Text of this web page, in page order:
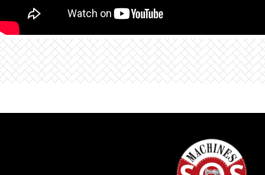
Pied-de-biche transparent #C28 inclus
porte-outils magnétique afin de garder vos
– exactement là où vous attendez qu’ils soient. Ou
rangez-les en toute sécurité et avec soin dans le
coffret d’accessoires pratique, doté d’un couvercle